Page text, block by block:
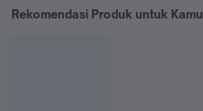
Rekomendasi Produk untuk Kamu